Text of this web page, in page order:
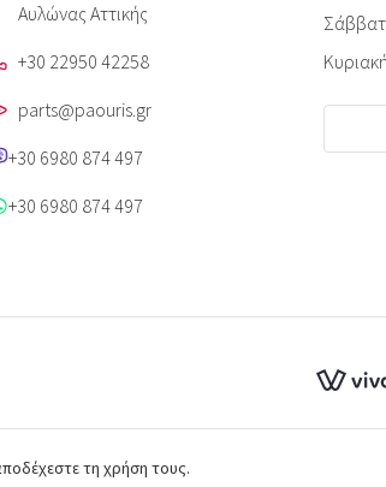
Aυλώνας Αττικής
+30 22950 42258
parts@paouris.gr
+30 6980 874 497
+30 6980 874 497
Κυριακή
ιδιοκτησία του paourisparts.gr. Η αντιγραφή διώκεται
τη χρήση τους.